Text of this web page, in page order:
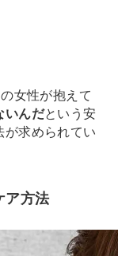
女性が抱えて
いんだという安
が求められてい
ア方法